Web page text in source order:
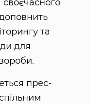
та
для
прес-